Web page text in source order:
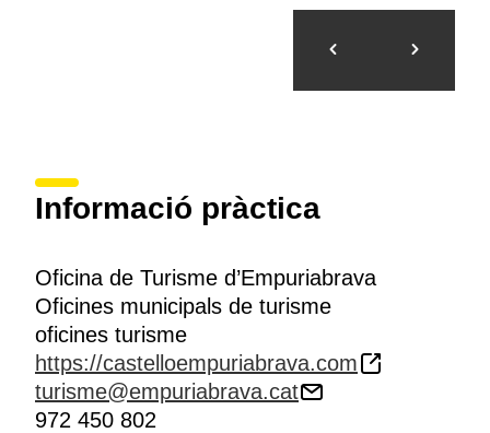
Informació pràctica
Oficina de Turisme d’Empuriabrava
Oficines municipals de turisme
oficines turisme
https://castelloempuriabrava.com
turisme@empuriabrava.cat
972 450 802